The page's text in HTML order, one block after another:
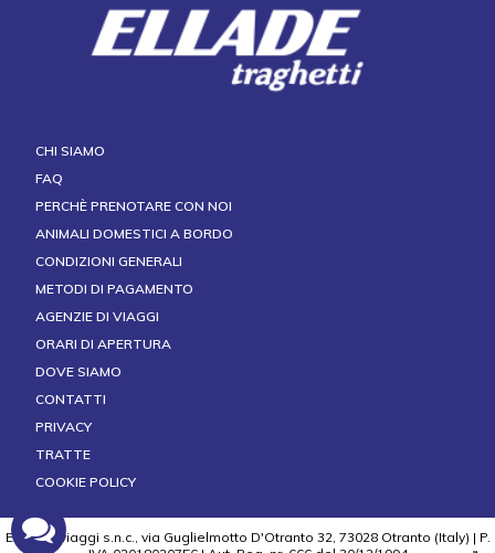
CHI SIAMO
FAQ
PERCHÈ PRENOTARE CON NOI
ANIMALI DOMESTICI A BORDO
CONDIZIONI GENERALI
METODI DI PAGAMENTO
AGENZIE DI VIAGGI
ORARI DI APERTURA
DOVE SIAMO
CONTATTI
PRIVACY
TRATTE
COOKIE POLICY
ELLADE viaggi s.n.c., via Guglielmotto D'Otranto 32, 73028 Otranto (Italy) | P.